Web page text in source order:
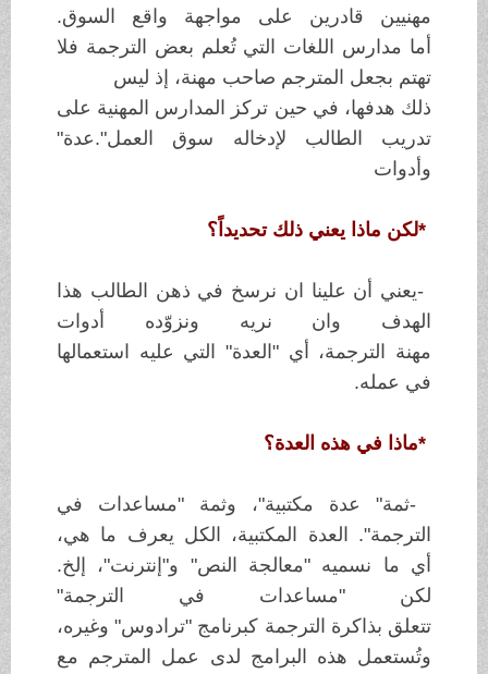
مهنيين قادرين على مواجهة واقع السوق.
مدارس اللغات التي تُعلم بعض الترجمة فلا
تهتم بجعل المترجم صاحب مهنة، إذ ليس
ذلك هدفها، في حين تركز المدارس المهنية على
تدريب الطالب لإدخاله سوق
العمل." عدة"
وأدوات
لكن ماذا يعني ذلك تحديداً؟
يعني أن
علينا ان نرسخ في ذهن الطالب هذا
الهدف وان نريه ونزوّده أدوات
مهنة الترجمة، أي "العدة" التي عليه استعمالها
في عمله.
ماذا في هذه العدة؟
ثمة"عدة مكتبية"، وثمة "مساعدات في
الترجمة". العدة المكتبية، الكل يعرف ما
هي،
ما نسميه "معالجة النص" و"إنترنت"، إلخ.
لكن "مساعدات في الترجمة"
تتعلق بذاكرة الترجمة كبرنامج "ترادوس" وغيره،
وتُستعمل هذه البرامج لدى عمل المترجم مع